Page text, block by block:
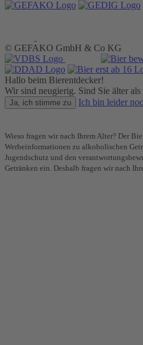
© GEFAKO GmbH & Co KG
Hallo beim Bierentdecker!
Wir sind neugierig. Sind Sie älter als
Ja, ich stimme zu Ich bin leider
Wieso fragen wir nach Ihrem Alter? Der
Werbeinformationen zu alkoholischen
Jugendschutz und den
Getränken ein. Deshalb fragen wir nach